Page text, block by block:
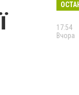
17:54
Вчора